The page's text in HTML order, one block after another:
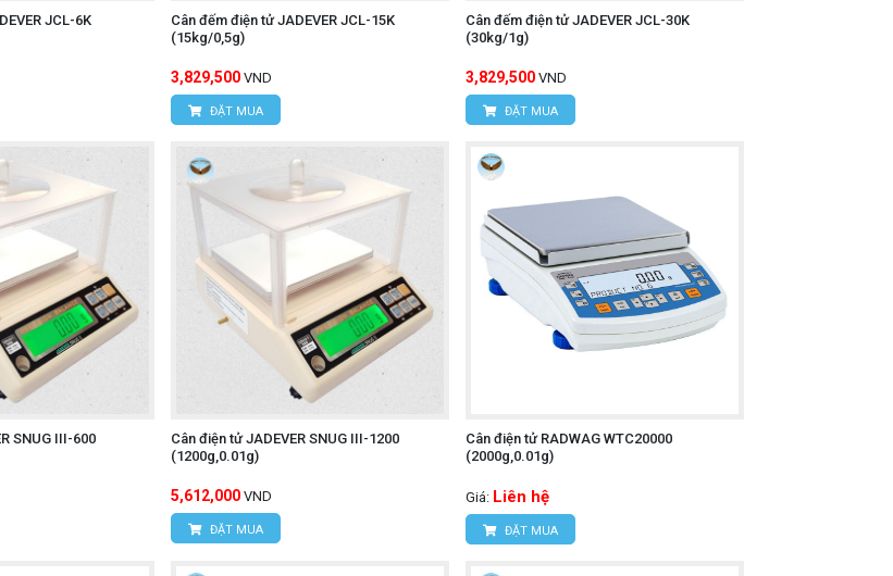
JCL-6K
Cân đếm điện tử JADEVER JCL-15K
(15kg/0,5g)
3,829,500 VND
ĐẶT MUA
Cân đếm điện tử JADEVER JCL-30K
(30kg/1g)
3,829,500 VND
ĐẶT MUA
SNUG III-600
Cân điện tử JADEVER SNUG III-1200
(1200g,0.01g)
5,612,000 VND
ĐẶT MUA
Cân điện tử RADWAG WTC20000
(2000g,0.01g)
Giá: Liên hệ
ĐẶT MUA